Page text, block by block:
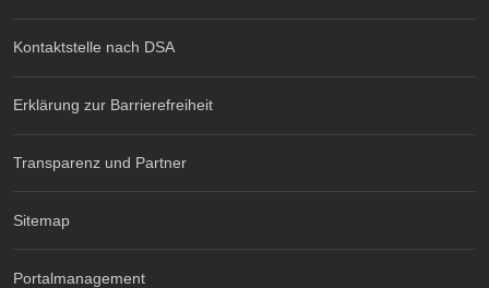
Kontaktstelle nach DSA
Erklärung zur Barrierefreiheit
Transparenz und Partner
Sitemap
Portalmanagement